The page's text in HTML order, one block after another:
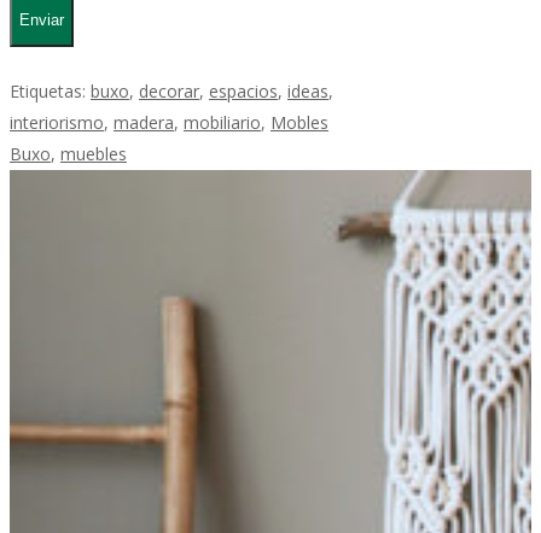
Etiquetas: buxo, decorar, espacios, ideas,
interiorismo, madera, mobiliario, Mobles
Buxo, muebles